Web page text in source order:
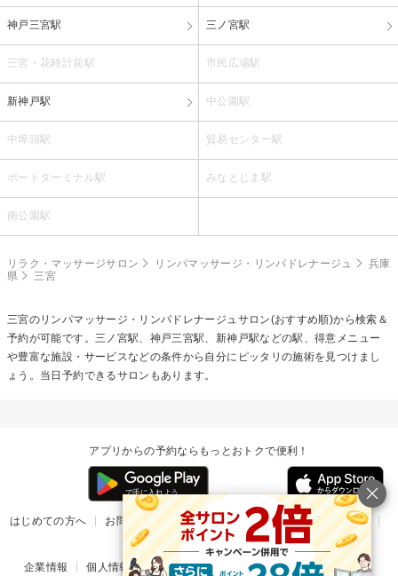
神戸三宮駅 三ノ宮駅
三宮・花時計前駅 市民広場駅
新神戸駅 中公園駅
中埠頭駅 貿易センター駅
ポートターミナル駅 みなとじま駅
南公園駅
リラク・マッサージサロン リンパマッサージ・リンパドレナージュ
兵庫
県
三宮
三宮のリンパマッサージ・リンパドレナージュ サロン(おすすめ順)から検索＆
予約が可能です。三ノ宮駅、神戸三宮駅、新神戸駅などの駅、得意メニュー
や豊富な施設・サービスなどの条件から自分にピッタリの施術を見つけまし
ょう。当日予約できるサロンもあります。
アプリからの予約ならもっとおトクで便利！
はじめての方へ お問い合わせ ヘルプ リリース情報
利用規約
掲載ご希望のサロン様
企業情報 個人情報保護方針 楽天のサービス一覧 アプリ一覧